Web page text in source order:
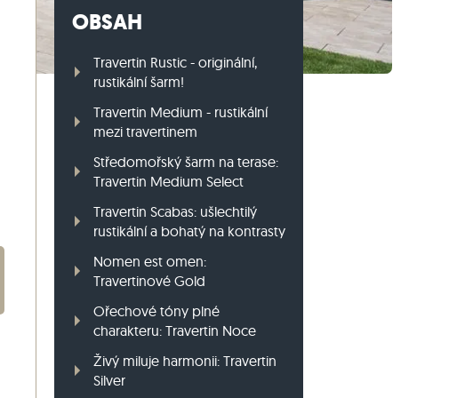
Travníkový obrubník z ruly
OBSAH
Travertin Rustic - originální,
rustikální šarm!
Travertin Medium - rustikální
mezi travertinem
Středomořský šarm na terase:
Travertin Medium Select
Travertin Scabas: ušlechtilý
rustikální a bohatý na kontrasty
Nomen est omen:
Travertinové Gold
Ořechové tóny plné
charakteru: Travertin Noce
Živý miluje harmonii: Travertin
Silver